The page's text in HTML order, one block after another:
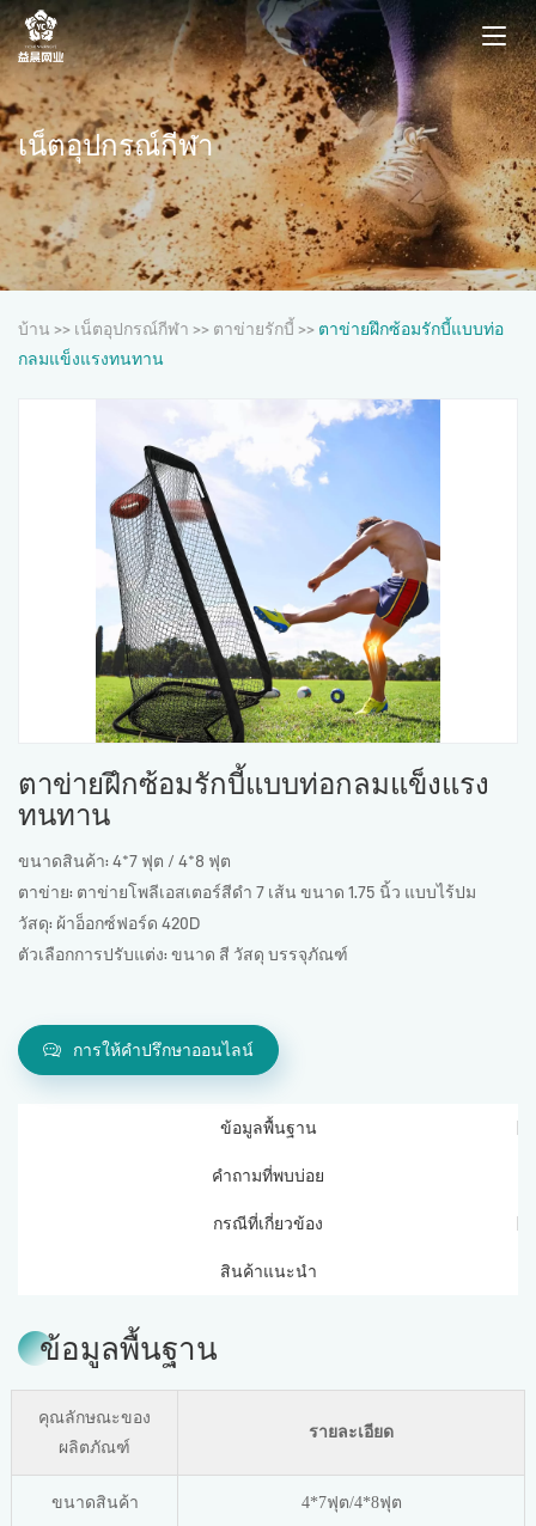
เน็ตอุปกรณ์กีฬา
บ้าน >> เน็ตอุปกรณ์กีฬา >> ตาข่ายรักบี้ >> ตาข่ายฝึกซ้อมรักบี้แบบท่อ
กลมแข็งแรงทนทาน
ตาข่ายฝึกซ้อมรักบี้แบบท่อกลมแข็งแรง
ทนทาน
ขนาดสินค้า: 4*7 ฟุต / 4*8 ฟุต
ตาข่าย: ตาข่ายโพลีเอสเตอร์สีดำ 7 เส้น ขนาด 1.75 นิ้ว แบบไร้ปม
วัสดุ: ผ้าอ็อกซ์ฟอร์ด 420D
ตัวเลือกการปรับแต่ง: ขนาด สี วัสดุ บรรจุภัณฑ์
การให้คำปรึกษาออนไลน์
ข้อมูลพื้นฐาน
คำถามที่พบบ่อย
กรณีที่เกี่ยวข้อง
สินค้าแนะนำ
ข้อมูลพื้นฐาน
คุณลักษณะของ
ผลิตภัณฑ์
รายละเอียด
ขนาดสินค้า 4*7ฟุต/4*8ฟุต